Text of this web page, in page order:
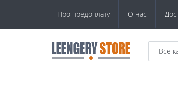
Про предоплату О нас
Все